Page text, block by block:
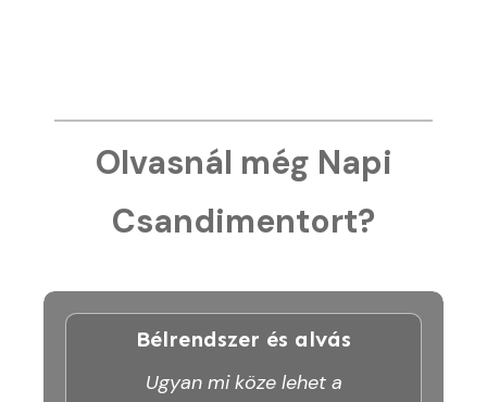
Olvasnál még Napi
Csandimentort?
Bélrendszer és alvás
Ugyan mi köze lehet a